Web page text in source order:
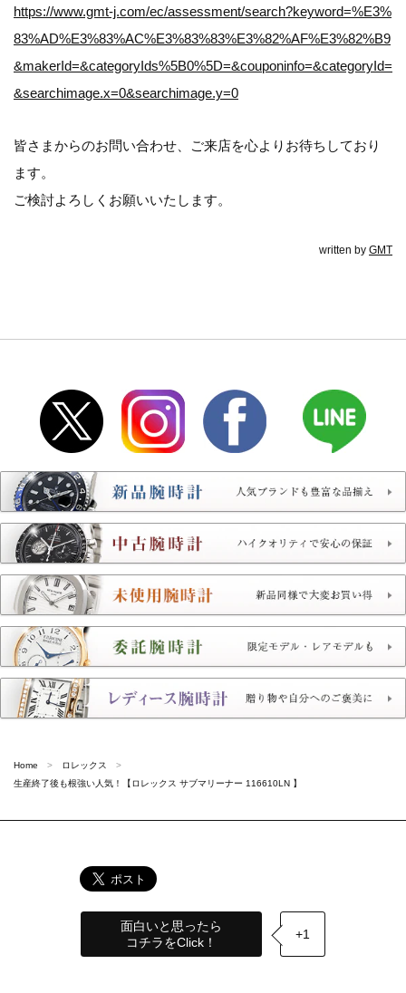
https://www.gmt-j.com/ec/assessment/search?keyword=%E3%
83%AD%E3%83%AC%E3%83%83%E3%82%AF%E3%82%B9
&makerId=&categoryIds%5B0%5D=&couponinfo=&categoryId=
&searchimage.x=0&searchimage.y=0
皆さまからのお問い合わせ、ご来店を心よりお待ちしており
ます。
ご検討よろしくお願いいたします。
written by GMT
Home
ロレックス
生産終了後も根強い人気！【ロレックス サブマリーナー 116610LN 】
面白いと思ったら
コチラをClick！
+1